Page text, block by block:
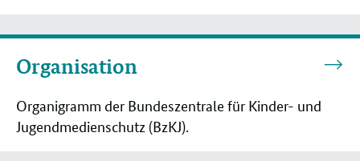
Organisation
Organisation
Organigramm der Bundeszentrale für Kinder- und
Jugendmedienschutz (BzKJ).